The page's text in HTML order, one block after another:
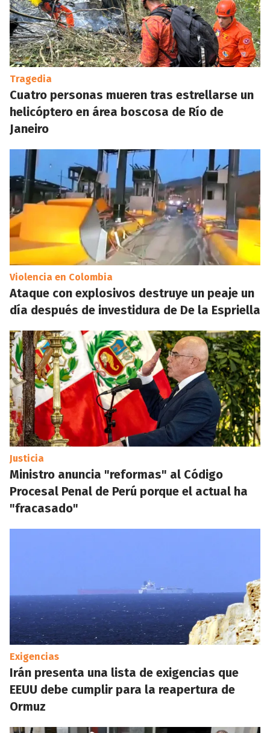
Tragedia
Cuatro personas mueren tras estrellarse un
helicóptero en área boscosa de Río de
Janeiro
Violencia en Colombia
Ataque con explosivos destruye un peaje un
día después de investidura de De la Espriella
Justicia
Ministro anuncia "reformas" al Código
Procesal Penal de Perú porque el actual ha
"fracasado"
Exigencias
Irán presenta una lista de exigencias que
EEUU debe cumplir para la reapertura de
Ormuz